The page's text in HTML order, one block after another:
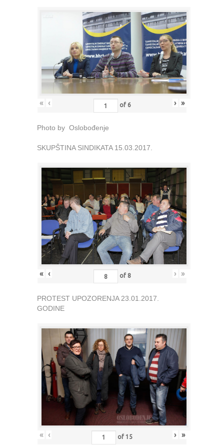
« ‹ of 6 › »
Photo by Oslobođenje
SKUPŠTINA SINDIKATA 15.03.2017.
« ‹ of 8 › »
PROTEST UPOZORENJA 23.01.2017.
GODINE
« ‹ of 15 › »